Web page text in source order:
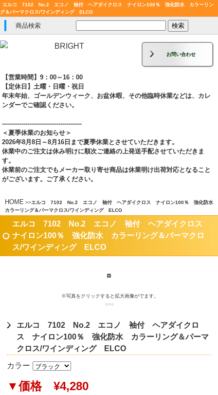
エルコ 7102 No.2 エコノ 袖付 ヘアダイクロス ナイロン100％ 強化防水 カラーリン
グ＆パーマクロス/ワインディング ELCO
商品検索
お問い合わせ
【営業時間】9：00～16：00
【定休日】土曜・日曜・祝日
年末年始、ゴールデンウィーク、お盆休暇、その他臨時休業などは、カレ
ンダーでご確認ください。
-----------------------------------------
＜夏季休業のお知らせ＞
2026年8月8日～8月16日まで夏季休業とさせていただきます。
休業中のご注文は休み明けに順次ご連絡の上発送手配させていただきま
す。
休業前のご注文でもメーカー取り寄せ商品は休業明け出荷対応となること
がございます。ご了承ください。
HOME >>エルコ 7102 No.2 エコノ 袖付 ヘアダイクロス ナイロン100％ 強化防水
カラーリング＆パーマクロス/ワインディング ELCO
エルコ 7102 No.2 エコノ 袖付 ヘアダイクロス
ナイロン100％ 強化防水 カラーリング＆パーマクロ
ス/ワインディング ELCO
※写真をクリックすると拡大画像がでます。
エルコ 7102 No.2 エコノ 袖付 ヘアダイクロ
ス ナイロン100％ 強化防水 カラーリング＆パーマ
クロス/ワインディング ELCO
カラー
▼価格 ¥4,280